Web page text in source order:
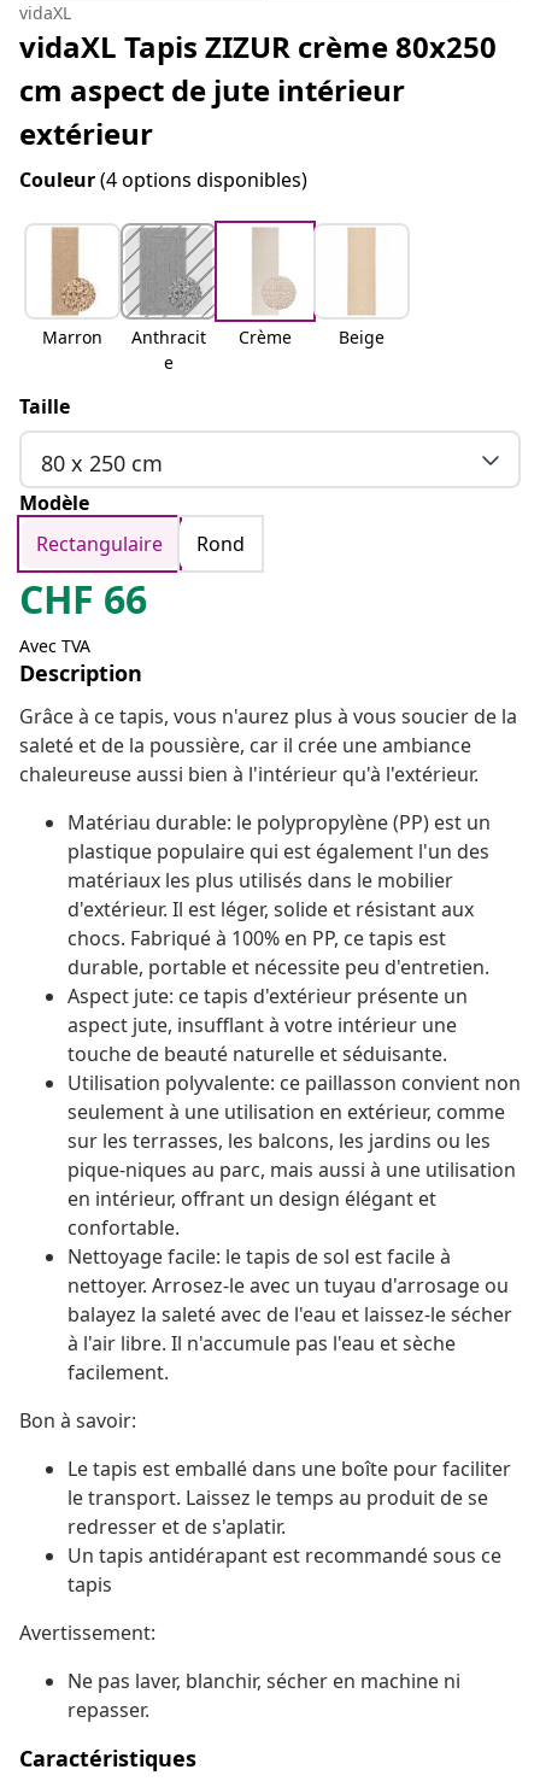
vidaXL
vidaXL Tapis ZIZUR crème 80x250
cm aspect de jute intérieur
extérieur
Couleur(4 options disponibles)
Marron
Anthracit
e
Crème Beige
Taille
80 x 250 cm
Modèle
Rectangulaire
Rond
CHF 66
Avec TVA
Description
Grâce à ce tapis, vous n'aurez plus à vous soucier de la
saleté et de la poussière, car il crée une ambiance
chaleureuse aussi bien à l'intérieur qu'à l'extérieur.
Matériau durable: le polypropylène (PP) est un
plastique populaire qui est également l'un des
matériaux les plus utilisés dans le mobilier
d'extérieur. Il est léger, solide et résistant aux
chocs. Fabriqué à 100% en PP, ce tapis est
durable, portable et nécessite peu d'entretien.
Aspect jute: ce tapis d'extérieur présente un
aspect jute, insufflant à votre intérieur une
touche de beauté naturelle et séduisante.
Utilisation polyvalente: ce paillasson convient non
seulement à une utilisation en extérieur, comme
sur les terrasses, les balcons, les jardins ou les
pique-niques au parc, mais aussi à une utilisation
en intérieur, offrant un design élégant et
confortable.
Nettoyage facile: le tapis de sol est facile à
nettoyer. Arrosez-le avec un tuyau d'arrosage ou
balayez la saleté avec de l'eau et laissez-le sécher
à l'air libre. Il n'accumule pas l'eau et sèche
facilement.
Bon à savoir:
Le tapis est emballé dans une boîte pour faciliter
le transport. Laissez le temps au produit de se
redresser et de s'aplatir.
Un tapis antidérapant est recommandé sous ce
tapis
Avertissement:
Ne pas laver, blanchir, sécher en machine ni
repasser.
Caractéristiques